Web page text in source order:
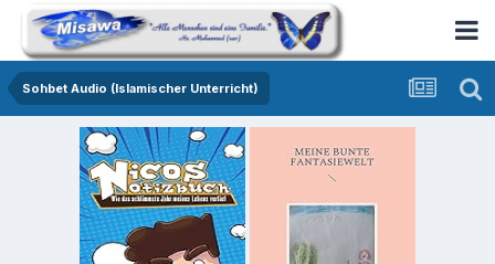
Sohbet Audio (Islamischer Unterricht)